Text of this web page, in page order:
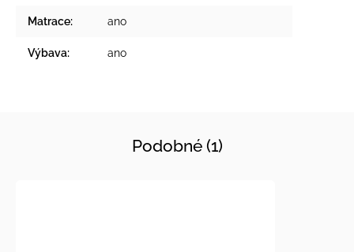
Matrace: ano
Výbava: ano
Podobné (1)